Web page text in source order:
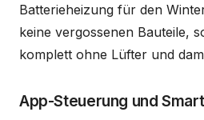
Batterieheizung für den
keine vergossenen Bauteile,
komplett ohne Lüfter und
App-Steuerung und